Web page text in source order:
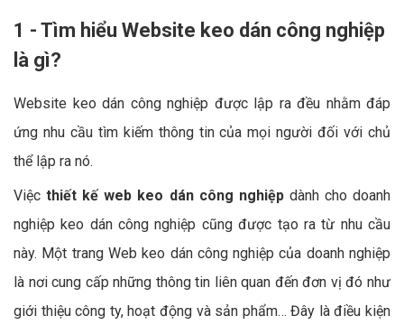
1 - Tìm hiểu Website keo dán công nghiệp
là gì?
Website keo dán công nghiệp được lập ra đều nhằm đáp
ứng nhu cầu tìm kiếm thông tin của mọi người đối với chủ
thể lập ra nó.
Việcthiết kế web keo dán công nghiệpdành cho doanh
nghiệp keo dán công nghiệp cũng được tạo ra từ nhu cầu
này. Một trang Web keo dán công nghiệp của doanh nghiệp
là nơi cung cấp những thông tin liên quan đến đơn vị đó như
giới thiệu công ty, hoạt động và sản phẩm… Đây là điều kiện